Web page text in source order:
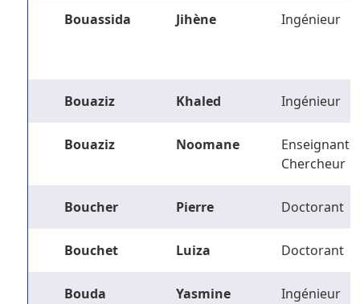
Bouassida Jihène Ingénieur
Bouaziz Khaled Ingénieur
Bouaziz Noomane
Enseignant-
Chercheur
Boucher Pierre Doctorant
Bouchet Luiza Doctorant
Bouda Yasmine Ingénieur